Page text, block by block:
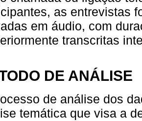
as entrevistas
em áudio, com
transcritas
DE ANÁLISE
de análise dos
temática que visa a